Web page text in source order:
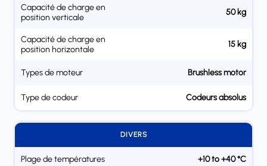
Capacité de charge en
position verticale
50 kg
Capacité de charge en
position horizontale
15 kg
Types de moteur Brushless motor
Type de codeur Codeurs absolus
DIVERS
Plage de températures +10 to +40 °C